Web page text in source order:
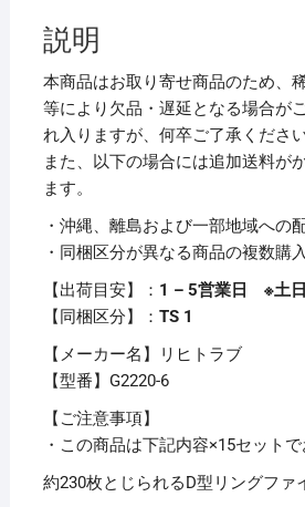
リ
ン
グ
イ
ル
A4
タ
テ
230
枚
収
容
幅
説明
本商品はお取り寄せ商品のため、
等により欠品・遅延となる場合が
れ入りますが、何卒ご了承ください
また、以下の場合には追加送料が
ます。
・沖縄、離島および一部地域への
・同梱区分が異なる商品の複数購
【出荷目安】： 1 – 5営業日 ※土日
【同梱区分】： TS 1
【メーカー名】リヒトラブ
【型番】G2220-6
【ご注意事項】
・この商品は下記内容×15セットで
約230枚とじられるD型リングファ